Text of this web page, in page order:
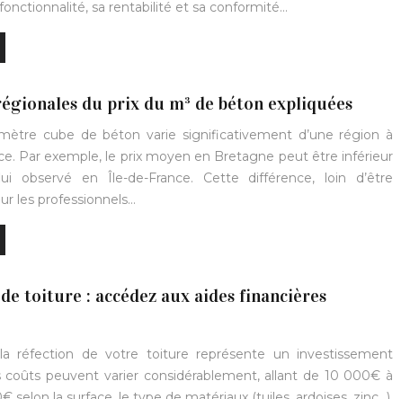
sa rentabilité et sa conformité…
du prix du m³ de béton expliquées
cube de béton varie significativement d’une région à
Par exemple, le prix moyen en Bretagne peut être inférieur
observé en Île-de-France. Cette différence, loin d’être
les professionnels…
toiture : accédez aux aides financières
réfection de votre toiture représente un investissement
coûts peuvent varier considérablement, allant de 10 000€ à